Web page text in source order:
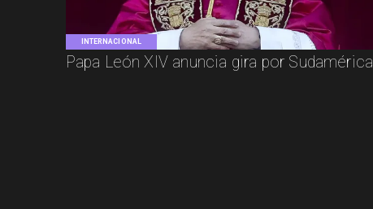
INTERNACIONAL
Papa León XIV anuncia gira por Sudamérica